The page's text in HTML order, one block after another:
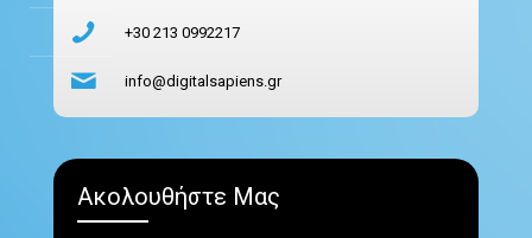
+30 213 0992217
info@digitalsapiens.gr
Ακολουθήστε Μας